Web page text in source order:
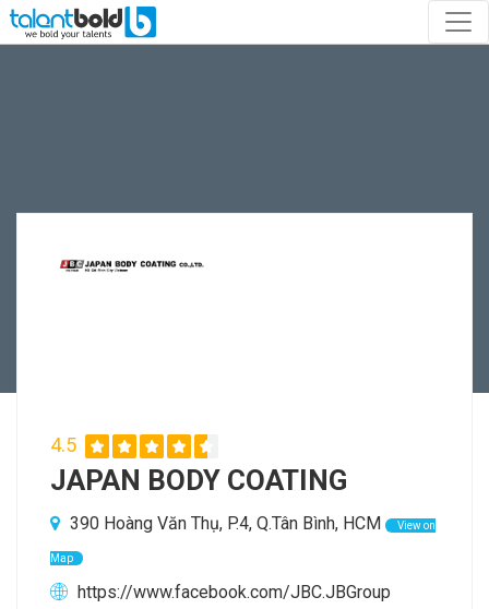
4.5
JAPAN BODY COATING
390 Hoàng Văn Thụ, P.4, Q.Tân Bình, HCM View on
Map
https://www.facebook.com/JBC.JBGroup